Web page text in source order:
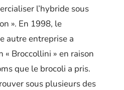
l’hybride sous
». En 1998, le
autre entreprise a
« Broccollini » en raison
que le brocoli a pris.
sous plusieurs des